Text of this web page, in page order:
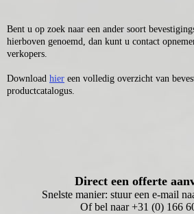
Bent u op zoek naar een ander soort
hierboven genoemd, dan kunt u contact
verkopers.
Download hier een volledig overzicht van
productcatalogus.
Direct een offerte
Snelste manier: stuur een e-mail
Of bel naar +31 (0) 166